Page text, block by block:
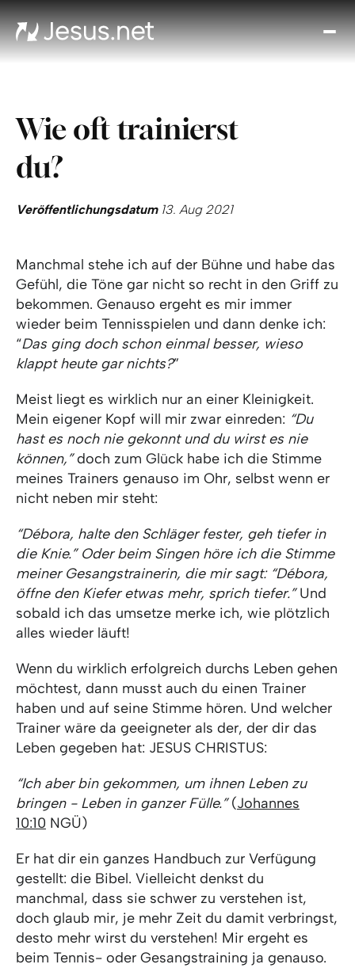
Wie oft trainierst
du?
Veröffentlichungsdatum13. Aug 2021
Manchmal stehe ich auf der Bühne und habe das
Gefühl, die Töne gar nicht so recht in den Griff zu
bekommen. Genauso ergeht es mir immer
wieder beim Tennisspielen und dann denke ich:
“Das ging doch schon einmal besser, wieso
klappt heute gar nichts?”
Meist liegt es wirklich nur an einer Kleinigkeit.
Mein eigener Kopf will mir zwar einreden: “Du
hast es noch nie gekonnt und du wirst es nie
können,”doch zum Glück habe ich die Stimme
meines Trainers genauso im Ohr, selbst wenn er
nicht neben mir steht:
“Débora, halte den Schläger fester, geh tiefer in
die Knie.” Oder beim Singen höre ich die Stimme
meiner Gesangstrainerin, die mir sagt: “Débora,
öffne den Kiefer etwas mehr, sprich tiefer.”Und
sobald ich das umsetze merke ich, wie plötzlich
alles wieder läuft!
Wenn du wirklich erfolgreich durchs Leben gehen
möchtest, dann musst auch du einen Trainer
haben und auf seine Stimme hören. Und welcher
Trainer wäre da geeigneter als der, der dir das
Leben gegeben hat: JESUS CHRISTUS:
“Ich aber bin gekommen, um ihnen Leben zu
bringen - Leben in ganzer Fülle.”(Johannes
10:10 NGÜ)
Er hat dir ein ganzes Handbuch zur Verfügung
gestellt: die Bibel. Vielleicht denkst du
manchmal, dass sie schwer zu verstehen ist,
doch glaub mir, je mehr Zeit du damit verbringst,
desto mehr wirst du verstehen! Mir ergeht es
beim Tennis- oder Gesangstraining ja genauso.